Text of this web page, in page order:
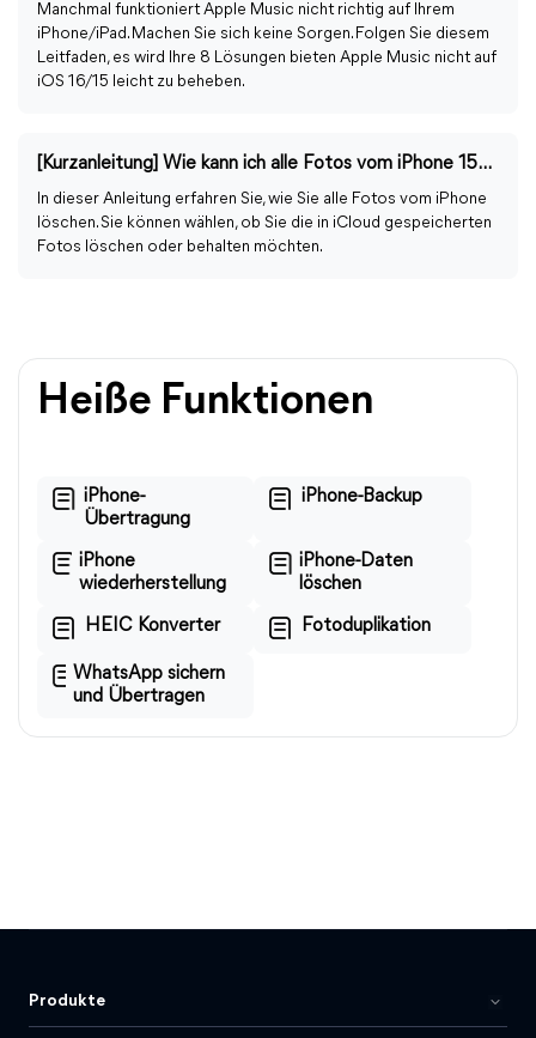
Manchmal funktioniert Apple Music nicht richtig auf Ihrem
iPhone/iPad. Machen Sie sich keine Sorgen. Folgen Sie diesem
Leitfaden, es wird Ihre 8 Lösungen bieten Apple Music nicht auf
iOS 16/15 leicht zu beheben.
[Kurzanleitung] Wie kann ich alle Fotos vom iPhone 15/14/13/12 löschen?
In dieser Anleitung erfahren Sie, wie Sie alle Fotos vom iPhone
löschen. Sie können wählen, ob Sie die in iCloud gespeicherten
Fotos löschen oder behalten möchten.
Heiße Funktionen
iPhone-
Übertragung
iPhone-Backup
iPhone
wiederherstellung
iPhone-Daten
löschen
HEIC Konverter Fotoduplikation
WhatsApp sichern
und Übertragen
Produkte